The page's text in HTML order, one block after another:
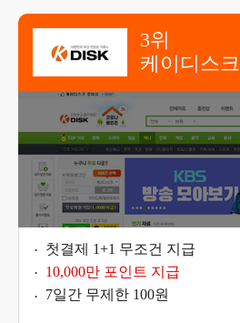
3위
케이디스크
첫결제 1+1 무조건 지급
10,000만 포인트 지급
7일간 무제한 100원